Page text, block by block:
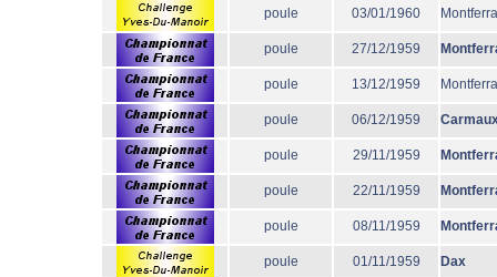
poule 03/01/1960
poule 27/12/1959
poule 13/12/1959
poule 06/12/1959
poule 29/11/1959
poule 22/11/1959
poule 08/11/1959
poule 01/11/1959 Dax